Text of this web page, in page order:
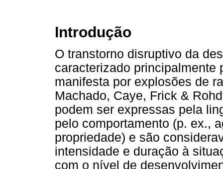
Introdução
O transtorno disruptivo da
caracterizado principalmente
manifesta por explosões de
Machado, Caye, Frick &
podem ser expressas pela
pelo comportamento (p. ex.,
propriedade) e são
intensidade e duração à
com o nível de